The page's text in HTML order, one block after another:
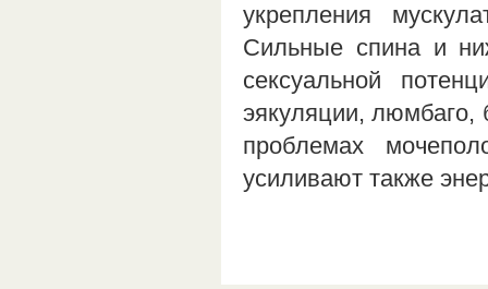
укрепления
Сильные спина и
сексуальной
эякуляции, люмбаго,
проблемах
усиливают также